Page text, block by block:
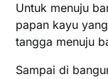
Untuk menuju
papan kayu
tangga menuju
Sampai di